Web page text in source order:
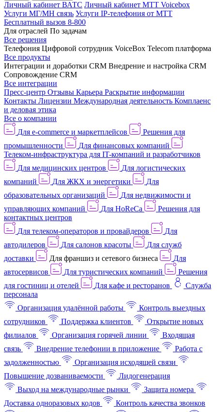
Личный кабинет ВАТС Личный кабинет МТТ Voicebox
Услуги МГ/МН связь Услуги IP-телефония от МТТ
Бесплатный вызов 8-800
Для отраслей По задачам
Все решения
Телефония Цифровой сотрудник VoiceBox Telecom платформа
Все продукты
Интеграции и доработки CRM Внедрение и настройка CRM
Сопровождение CRM
Все интеграции
Пресс-центр Отзывы Карьера Раскрытие информации
Контакты Лицензии Международная деятельность Комплаенс
и деловая этика
Все о компании
Для e-commerce и маркетплейсов
Решения для
промышленности
Для финансовых компаний
Телеком-инфраструктура для IT-компаний и разработчиков
Для медицинских центров
Для логистических
компаний
Для ЖКХ и энергетики
Для
образовательных организаций
Для недвижимости и
управляющих компаний
Для HoReCa
Решения для
контактных центров
Для телеком-операторов и провайдеров
Для
автодилеров
Для салонов красоты
Для служб
доставки
Для франшиз и сетевого бизнеса
Для
автосервисов
Для туристических компаний
Решения
для гостиниц и отелей
Для кафе и ресторанов
Служба
персонала
Организация удалённой работы
Контроль выездных
сотрудников
Поддержка клиентов
Открытие новых
филиалов
Организация горячей линии
Входящая
связь
Внедрение телефонии в приложение
Работа с
задолженностью
Организация исходящей связи
Повышение дозваниваемости
Лидогенерация
Выход на международные рынки
Защита номера
Доставка одноразовых кодов
Контроль качества звонков